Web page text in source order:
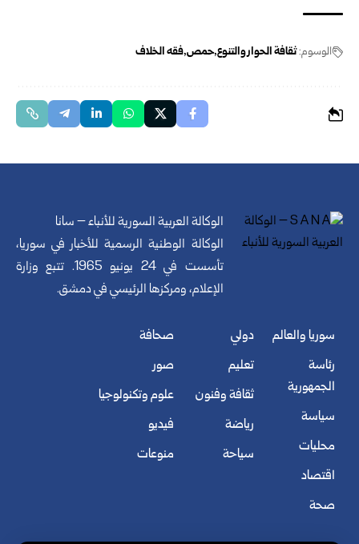
الوسوم:ثقافة الحوار والتنوع حمص فقه الخلاف
الوكالة العربية السورية للأنباء – سانا
الوكالة الوطنية الرسمية للأخبار في سوريا،
تأسست في 24 يونيو 1965. تتبع وزارة
الإعلام، ومركزها الرئيسي في دمشق.
سوريا والعالم
رئاسة
الجمهورية
سياسة
محليات
اقتصاد
صحة
دولي
تعليم
ثقافة وفنون
رياضة
سياحة
صحافة
صور
علوم وتكنولوجيا
فيديو
منوعات